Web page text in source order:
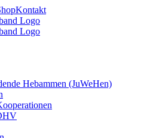
Kontakt
Hebammen (JuWeHen)